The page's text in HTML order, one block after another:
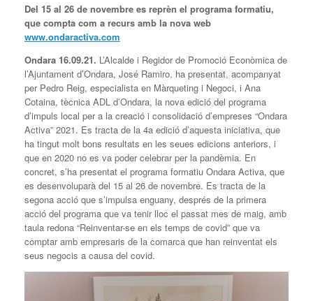
Del 15 al 26 de novembre es reprèn el programa formatiu,
que compta com a recurs amb la nova web
www.ondaractiva.com
Ondara 16.09.21. L’Alcalde i Regidor de Promoció Econòmica de
l’Ajuntament d’Ondara, José Ramiro, ha presentat, acompanyat
per Pedro Reig, especialista en Màrqueting i Negoci, i Ana
Cotaina, tècnica ADL d’Ondara, la nova edició del programa
d’impuls local per a la creació i consolidació d’empreses “Ondara
Activa” 2021. Es tracta de la 4a edició d’aquesta iniciativa, que
ha tingut molt bons resultats en les seues edicions anteriors, i
que en 2020 no es va poder celebrar per la pandèmia. En
concret, s’ha presentat el programa formatiu Ondara Activa, que
es desenvoluparà del 15 al 26 de novembre. Es tracta de la
segona acció que s’impulsa enguany, després de la primera
acció del programa que va tenir lloc el passat mes de maig, amb
taula redona “Reinventar-se en els temps de covid” que va
comptar amb empresaris de la comarca que han reinventat els
seus negocis a causa del covid.